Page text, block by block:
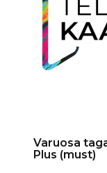
Varuosa
Plus (must)